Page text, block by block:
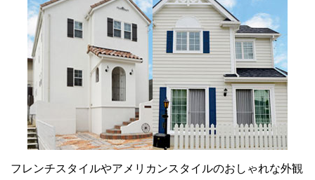
フレンチスタイルやアメリカンスタイルのおしゃれな外観